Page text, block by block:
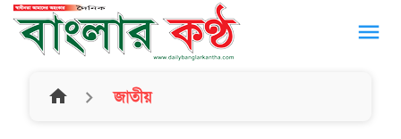
menu
home জাতীয়